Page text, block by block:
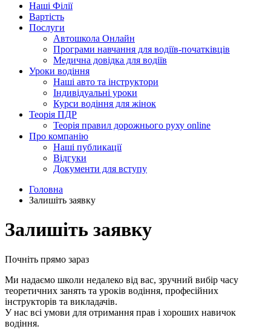
Наші Філії
Вартість
Послуги
Автошкола Онлайн
Програми навчання для водіїв-початківців
Медична довідка для водіїв
Уроки водіння
Наші авто та інструктори
Індивідуальні уроки
Курси водіння для жінок
Теорія ПДР
Теорія правил дорожнього руху online
Про компанію
Наші публикації
Відгуки
Документи для вступу
Головна
Залишіть заявку
Залишіть заявку
Почніть прямо зараз
Ми надаємо школи недалеко від вас, зручний вибір часу
теоретичних занять та уроків водіння, професійних
інструкторів та викладачів.
У нас всі умови для отримання прав і хороших навичок
водіння.